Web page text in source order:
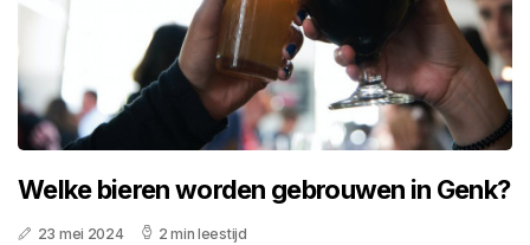
Welke bieren worden gebrouwen in Genk?
23 mei 2024 2 min leestijd